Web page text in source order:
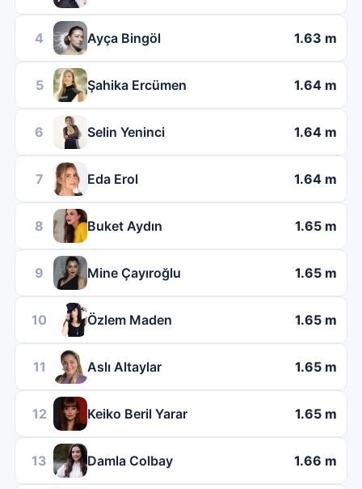
4 Ayça Bingöl 1.63 m
5 Şahika Ercümen 1.64 m
6 Selin Yeninci 1.64 m
7 Eda Erol 1.64 m
8 Buket Aydın 1.65 m
9 Mine Çayıroğlu 1.65 m
10 Özlem Maden 1.65 m
11 Aslı Altaylar 1.65 m
12 Keiko Beril Yarar 1.65 m
13 Damla Colbay 1.66 m